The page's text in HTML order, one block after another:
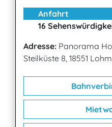
Anfahrt
16
Adresse: Panorama
Steilküste 8, 18551